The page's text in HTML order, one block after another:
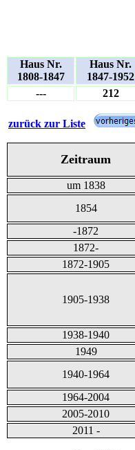
Haus Nr.
1808-1847
Haus Nr.
1847-1952
---
212
zurück zur Liste
Zeitraum
um 1838
1854
-1872
1872-
1872-1905
1905-1938
1938-1940
1949
1940-1964
1964-2004
2005-2010
2011 -